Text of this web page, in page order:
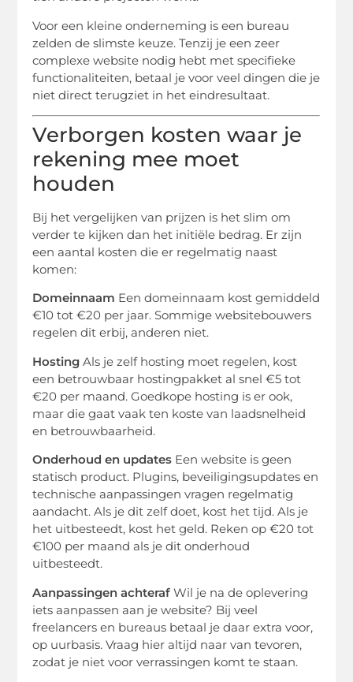
Voor een kleine onderneming is een bureau
zelden de slimste keuze. Tenzij je een zeer
complexe website nodig hebt met specifieke
functionaliteiten, betaal je voor veel dingen die je
niet direct terugziet in het eindresultaat.
Verborgen kosten waar je
rekening mee moet
houden
Bij het vergelijken van prijzen is het slim om
verder te kijken dan het initiële bedrag. Er zijn
een aantal kosten die er regelmatig naast
komen:
Domeinnaam Een domeinnaam kost gemiddeld
€10 tot €20 per jaar. Sommige websitebouwers
regelen dit erbij, anderen niet.
Hosting Als je zelf hosting moet regelen, kost
een betrouwbaar hostingpakket al snel €5 tot
€20 per maand. Goedkope hosting is er ook,
maar die gaat vaak ten koste van laadsnelheid
en betrouwbaarheid.
Onderhoud en updates Een website is geen
statisch product. Plugins, beveiligingsupdates en
technische aanpassingen vragen regelmatig
aandacht. Als je dit zelf doet, kost het tijd. Als je
het uitbesteedt, kost het geld. Reken op €20 tot
€100 per maand als je dit onderhoud
uitbesteedt.
Aanpassingen achteraf Wil je na de oplevering
iets aanpassen aan je website? Bij veel
freelancers en bureaus betaal je daar extra voor,
op uurbasis. Vraag hier altijd naar van tevoren,
zodat je niet voor verrassingen komt te staan.